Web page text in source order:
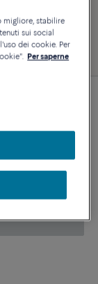
migliore, stabilire
sui social
dei cookie. Per
Per saperne